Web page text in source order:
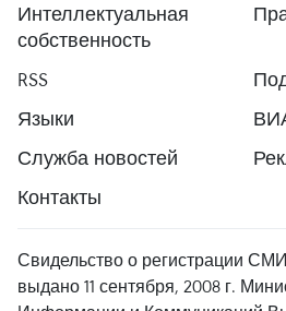
Интеллектуальная
собственность
RSS
Языки
Служба новостей
Контакты
Свидельство о регистрации СМИ
выдано 11 сентября, 2008 г.